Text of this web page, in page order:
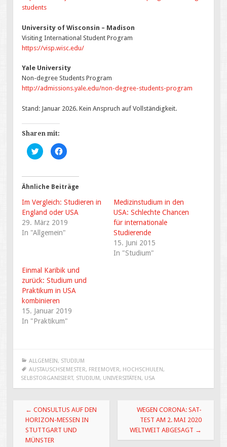
students
University of Wisconsin – Madison
Visiting International Student Program
https://visp.wisc.edu/
Yale University
Non-degree Students Program
http://admissions.yale.edu/non-degree-students-program
Stand: Januar 2026. Kein Anspruch auf Vollständigkeit.
Sharen mit:
K
l
u
b
e
r
T
w
i
z
u
t
e
i
l
e
n
(
W
i
n
e
u
e
m
F
s
t
e
r
g
e
ö
K
l
u
a
u
f
F
a
c
u
t
e
i
l
n
(
W
i
n
e
u
e
m
F
s
t
e
r
g
Ähnliche Beiträge
Im Vergleich: Studieren in
England oder USA
29. März 2019
In "Allgemein"
Medizinstudium in den
USA: Schlechte Chancen
für internationale
Studierende
15. Juni 2015
In "Studium"
Einmal Karibik und
zurück: Studium und
Praktikum in USA
kombinieren
15. Januar 2019
In "Praktikum"
ALLGEMEIN, STUDIUM
AUSTAUSCHSEMESTER, FREEMOVER, HOCHSCHULEN,
SELBSTORGANISIERT, STUDIUM, UNIVERSITÄTEN, USA
Beitragsnavigation
← CONSULTUS AUF DEN
HORIZON-MESSEN IN
STUTTGART UND
MÜNSTER
WEGEN CORONA: SAT-
TEST AM 2. MAI 2020
WELTWEIT ABGESAGT →